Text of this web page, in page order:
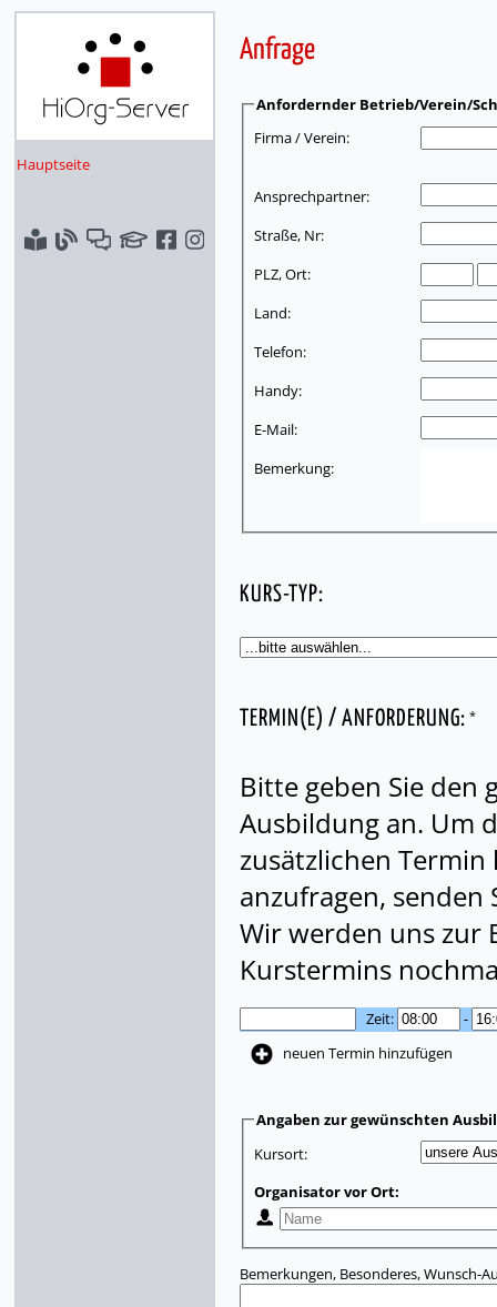
Hauptseite
Anfrage
Anfordernder Betrieb/Verein/
Firma / Verein:
Ansprechpartner:
Straße, Nr:
PLZ, Ort:
Land:
Telefon:
Handy:
E-Mail:
Bemerkung:
KURS-TYP:
TERMIN(E) / ANFORDERUNG: *
Bitte geben Sie den
Ausbildung an. Um
zusätzlichen
anzufragen, senden
Wir werden uns zur
Kurstermins
Zeit:
-
neuen Termin hinzufügen
Angaben zur gewünschten
Kursort:
Organisator vor Ort:
Bemerkungen, Besonderes, Wunsch-